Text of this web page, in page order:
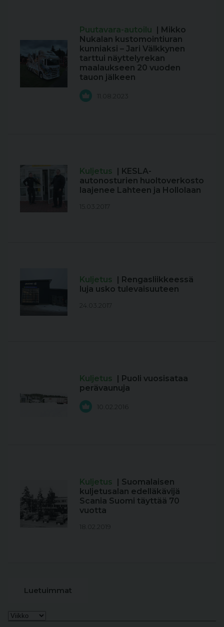
Puutavara-autoilu
| Mikko
Nukalan kustomointiuran
kunniaksi – Jari Välkkynen
tarttui näyttelyrekan
maalaukseen 20 vuoden
tauon jälkeen
11.08.2023
Kuljetus
| KESLA-
autonosturien huoltoverkosto
laajenee Lahteen ja Hollolaan
15.03.2017
Kuljetus
| Rengasliikkeessä
luja usko tulevaisuuteen
24.03.2017
Kuljetus
| Puoli vuosisataa
perävaunuja
10.02.2016
Kuljetus
| Suomalaisen
kuljetusalan edelläkävijä
Scania Suomi täyttää 70
vuotta
18.02.2019
Luetuimmat